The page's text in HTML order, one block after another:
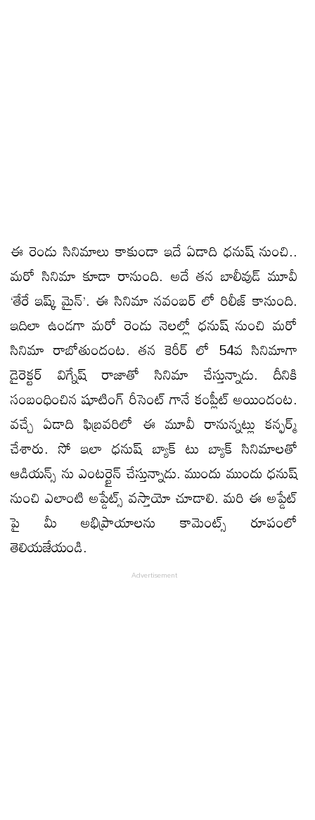
ఈ రెండు సినిమాలు కాకుండా ఇదే ఏడాది ధనుష్ నుంచి..
మరో సినిమా కూడా రానుంది. అదే తన బాలీవుడ్ మూవీ
‘తేరే ఇష్క్ మైన్’. ఈ సినిమా నవంబర్ లో రిలీజ్ కానుంది.
ఇదిలా ఉండగా మరో రెండు నెలల్లో ధనుష్ నుంచి మరో
సినిమా రాబోతుందంట. తన కెరీర్ లో 54వ సినిమాగా
డైరెక్టర్ విగ్నేష్ రాజాతో సినిమా చేస్తున్నాడు. దీనికి
సంబంధించిన షూటింగ్ రీసెంట్ గానే కంప్లీట్ అయిందంట.
వచ్చే ఏడాది ఫిబ్రవరిలో ఈ మూవీ రానున్నట్లు కన్ఫర్మ్
చేశారు. సో ఇలా ధనుష్ బ్యాక్ టు బ్యాక్ సినిమాలతో
ఆడియన్స్ ను ఎంటర్టైన్ చేస్తున్నాడు. ముందు ముందు ధనుష్
నుంచి ఎలాంటి అప్డేట్స్ వస్తాయో చూడాలి. మరి ఈ అప్డేట్
పై మీ అభిప్రాయాలను కామెంట్స్ రూపంలో
తెలియజేయండి.